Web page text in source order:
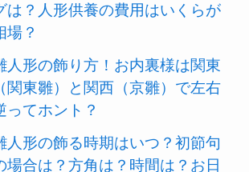
は？人形供養の費用はいくらが
場？
人形の飾り方！お内裏様は関東
（関東雛）と関西（京雛）で左右
ってホント？
人形の飾る時期はいつ？初節句
場合は？方角は？時間は？お日